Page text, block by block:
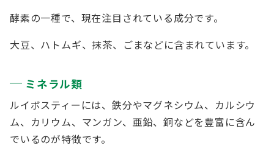
酵素の一種で、現在注目されている成分です。
大豆、ハトムギ、抹茶、ごまなどに含まれています。
ミネラル類
ルイボスティーには、鉄分やマグネシウム、カルシウ
ム、カリウム、マンガン、亜鉛、銅などを豊富に含ん
でいるのが特徴です。